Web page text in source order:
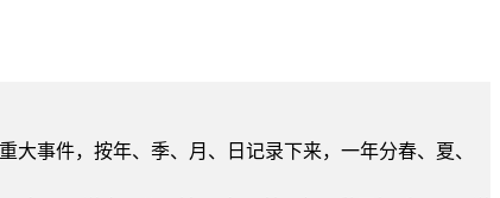
大事件，按年、季、月、日记录下来，一年分春、夏、